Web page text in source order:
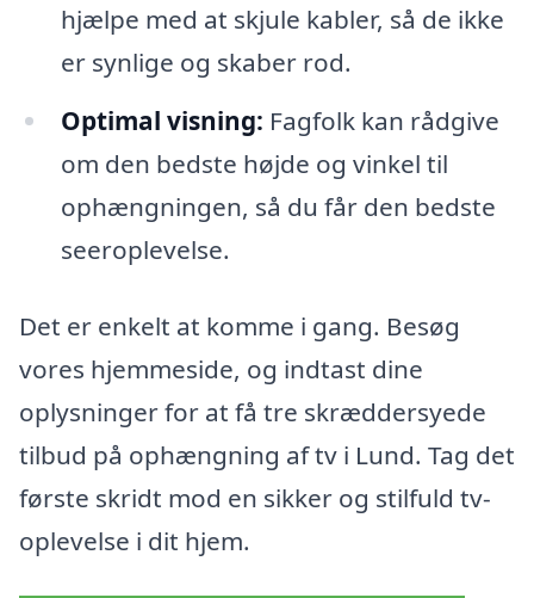
hjælpe med at skjule kabler, så de ikke
er synlige og skaber rod.
Optimal visning: Fagfolk kan rådgive
om den bedste højde og vinkel til
ophængningen, så du får den bedste
seeroplevelse.
Det er enkelt at komme i gang. Besøg
vores hjemmeside, og indtast dine
oplysninger for at få tre skræddersyede
tilbud på ophængning af tv i Lund. Tag det
første skridt mod en sikker og stilfuld tv-
oplevelse i dit hjem.